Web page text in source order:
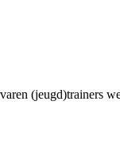
(jeugd)trainers